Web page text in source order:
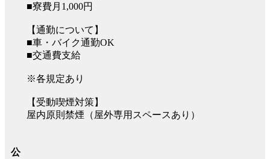
■寮費月1,000円
【通勤について】
■車・バイク通勤OK
■交通費支給
※各規定あり
【受動喫煙対策】
屋内原則禁煙（屋外専用スペースあり）
公